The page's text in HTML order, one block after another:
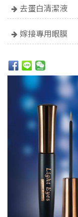
去蛋白清潔液
嫁接專用眼膜